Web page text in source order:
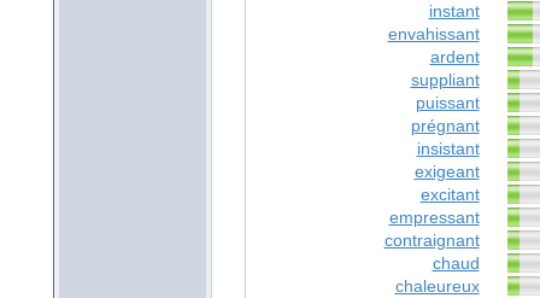
instant
envahissant
ardent
suppliant
puissant
prégnant
insistant
exigeant
excitant
empressant
contraignant
chaud
chaleureux